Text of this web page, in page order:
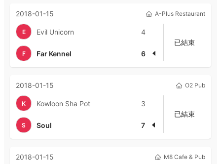
2018-01-15 A-Plus Restaurant
E Evil Unicorn 4
F Far Kennel 6
已結束
2018-01-15 O2 Pub
K Kowloon Sha Pot 3
S Soul 7
已結束
2018-01-15 M8 Cafe & Pub